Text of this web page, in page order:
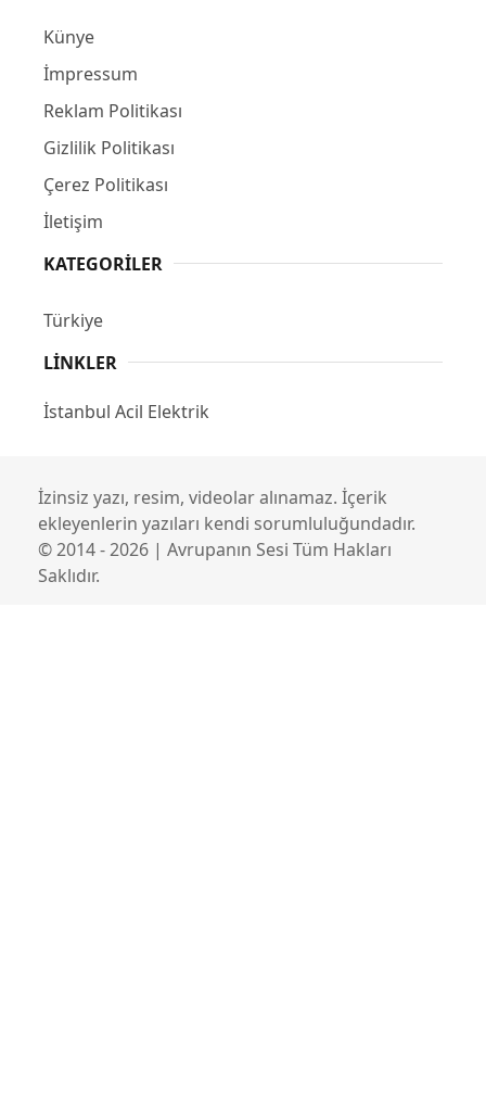
Künye
İmpressum
Reklam Politikası
Gizlilik Politikası
Çerez Politikası
İletişim
KATEGORILER
Türkiye
LINKLER
İstanbul Acil Elektrik
İzinsiz yazı, resim, videolar alınamaz. İçerik
ekleyenlerin yazıları kendi sorumluluğundadır.
© 2014 - 2026 | Avrupanın Sesi Tüm Hakları
Saklıdır.